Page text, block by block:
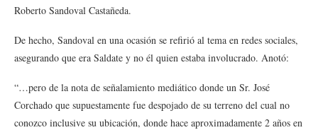
Roberto Sandoval Castañeda.
De hecho, Sandoval en una ocasión se refirió al tema en redes sociales,
asegurando que era Saldate y no él quien estaba involucrado. Anotó:
“…pero de la nota de señalamiento mediático donde un Sr. José
Corchado que supuestamente fue despojado de su terreno del cual no
conozco inclusive su ubicación, donde hace aproximadamente 2 años en